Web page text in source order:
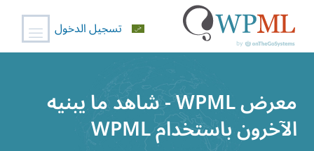
المحتوى
تسجيل الدخول
معرض WPML - شاهد ما يبنيه
الآخرون باستخدام WPML